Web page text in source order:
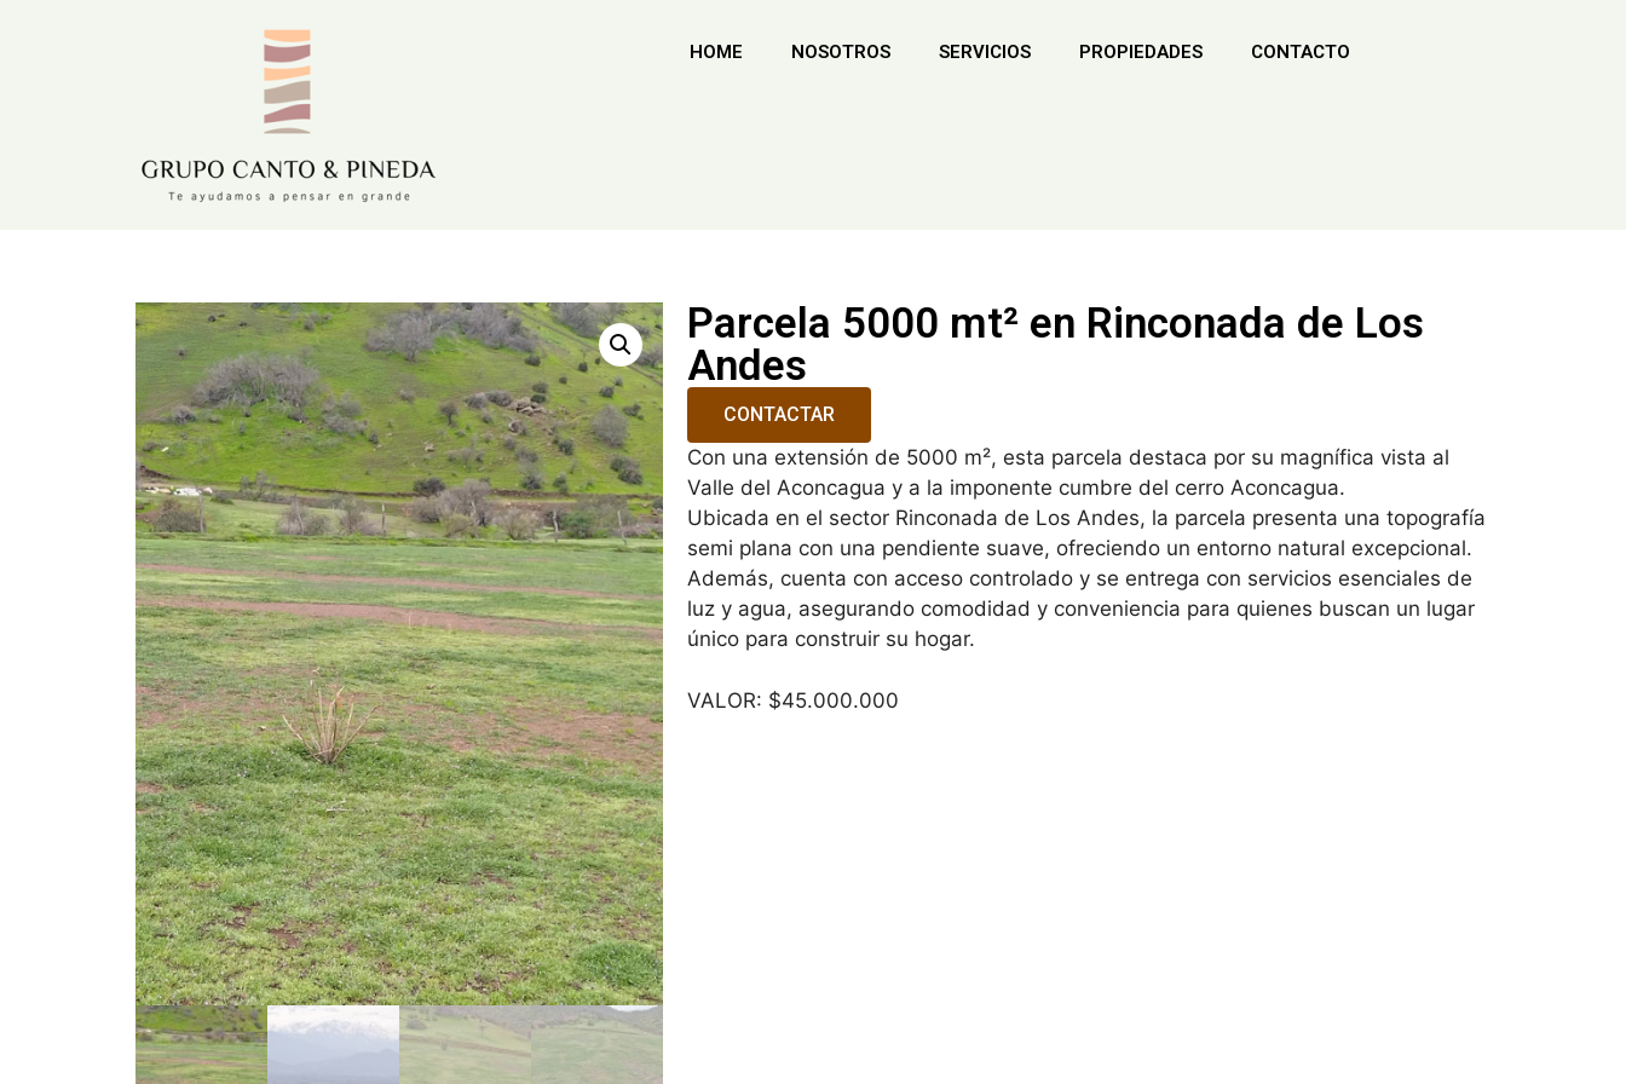
HOME NOSOTROS SERVICIOS PROPIEDADES CONTACTO
Parcela 5000 mt² en Rinconada de Los
Andes
CONTACTAR
Con una extensión de 5000 m², esta parcela destaca por su magnífica vista al
Valle del Aconcagua y a la imponente cumbre del cerro Aconcagua.
Ubicada en el sector Rinconada de Los Andes, la parcela presenta una topografía
semi plana con una pendiente suave, ofreciendo un entorno natural excepcional.
Además, cuenta con acceso controlado y se entrega con servicios esenciales de
luz y agua, asegurando comodidad y conveniencia para quienes buscan un lugar
único para construir su hogar.
VALOR: $45.000.000